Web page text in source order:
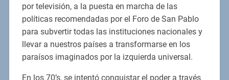
por televisión, a la puesta en marcha de las
políticas recomendadas por el Foro de San Pablo
para subvertir todas las instituciones nacionales y
llevar a nuestros países a transformarse en los
paraísos imaginados por la izquierda universal.
En los 70’s, se intentó conquistar el poder a través